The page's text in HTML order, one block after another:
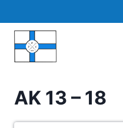
Inhalt
springen
AK 13 – 18